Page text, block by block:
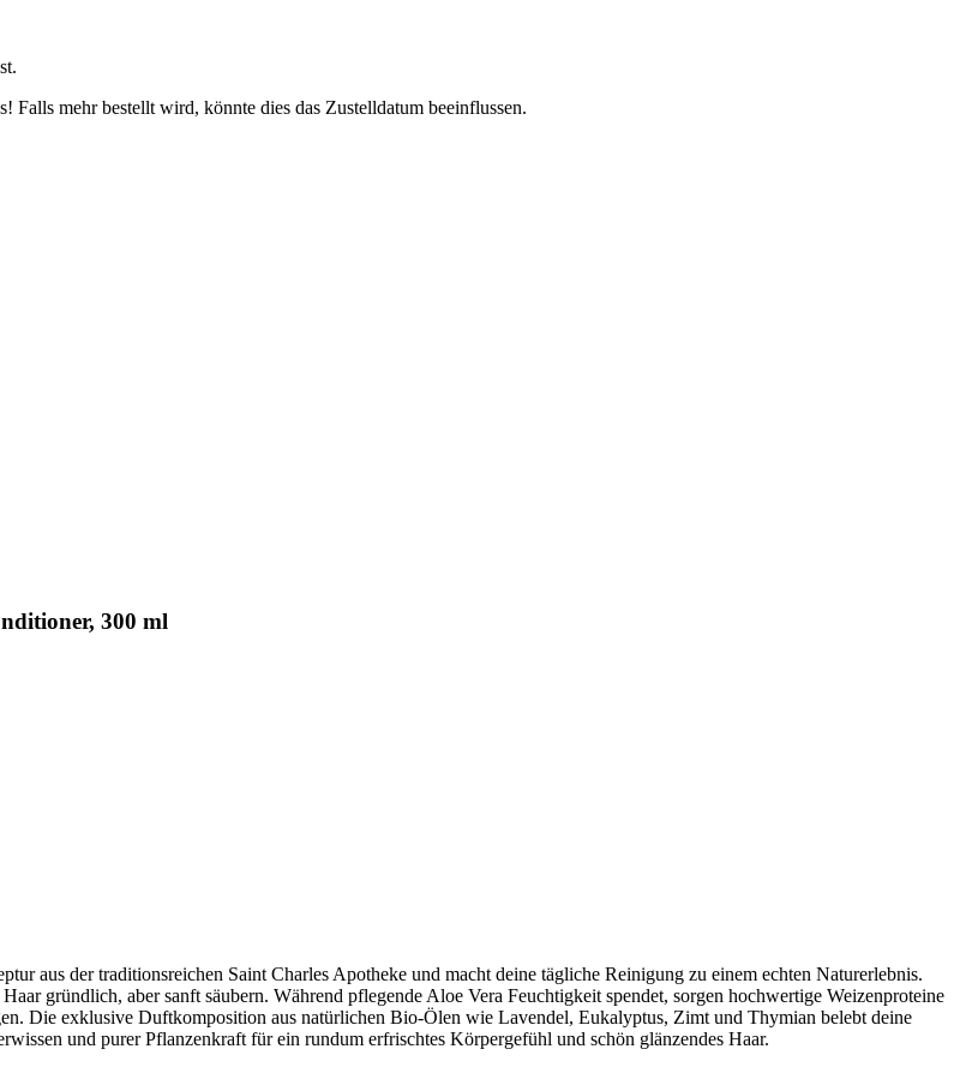
mehr bestellt wird, könnte dies das Zustelldatum beeinflussen.
300 ml
aus der traditionsreichen Saint Charles Apotheke und macht deine tägliche Reinigung zu einem echten Naturerlebnis.
gründlich, aber sanft säubern. Während pflegende Aloe Vera Feuchtigkeit spendet, sorgen hochwertige Weizenproteine
Die exklusive Duftkomposition aus natürlichen Bio-Ölen wie Lavendel, Eukalyptus, Zimt und Thymian belebt deine
und purer Pflanzenkraft für ein rundum erfrischtes Körpergefühl und schön glänzendes Haar.